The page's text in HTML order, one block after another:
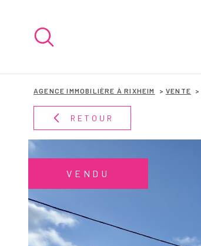
recherche
AGENCE IMMOBILIÈRE À RIXHEIM VENTE
RETOUR
VENDU